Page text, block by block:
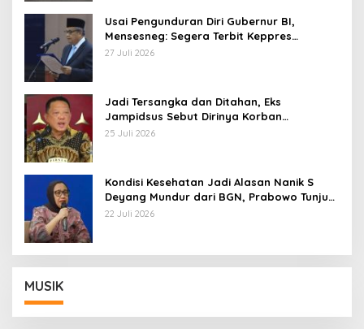
Usai Pengunduran Diri Gubernur BI,
Mensesneg: Segera Terbit Keppres
Pemberhentian dengan Hormat
27 Juli 2026
Jadi Tersangka dan Ditahan, Eks
Jampidsus Sebut Dirinya Korban
Kriminalisasi
25 Juli 2026
Kondisi Kesehatan Jadi Alasan Nanik S
Deyang Mundur dari BGN, Prabowo Tunjuk
Wamentan Sudaryono
22 Juli 2026
MUSIK